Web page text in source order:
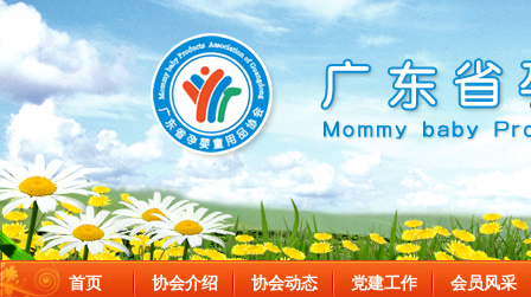
首页 协会介绍 协会动态 党建工作 会员风采